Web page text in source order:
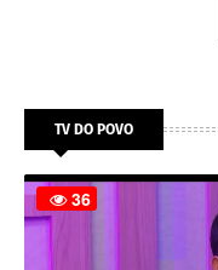
TV DO POVO